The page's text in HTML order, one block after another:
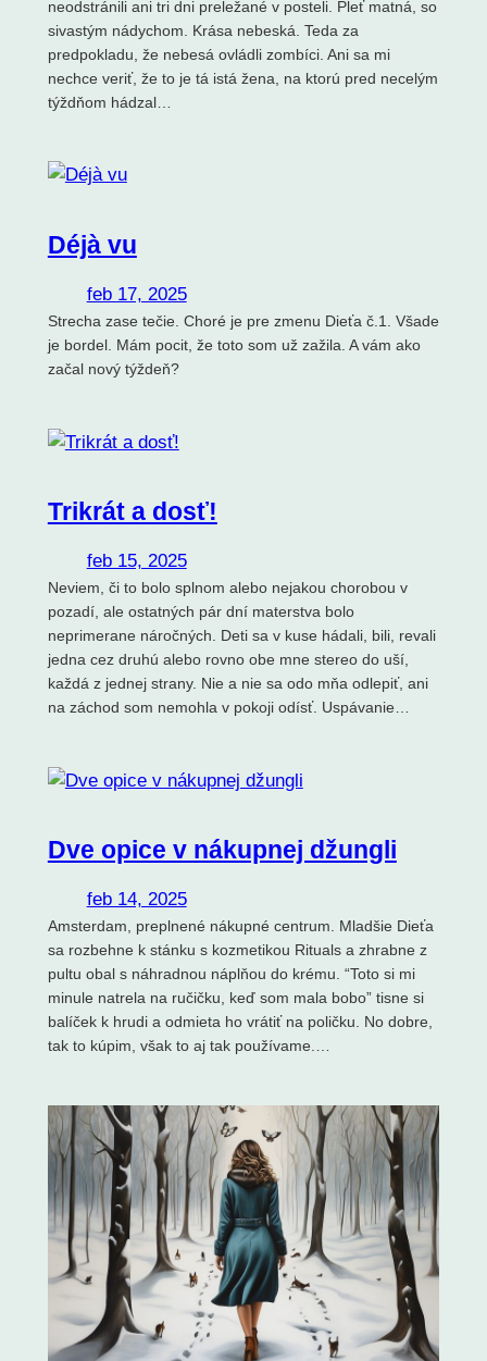
neodstránili ani tri dni preležané v posteli. Pleť matná, so
sivastým nádychom. Krása nebeská. Teda za
predpokladu, že nebesá ovládli zombíci. Ani sa mi
nechce veriť, že to je tá istá žena, na ktorú pred necelým
týždňom hádzal…
Déjà vu
feb 17, 2025
Strecha zase tečie. Choré je pre zmenu Dieťa č.1. Všade
je bordel. Mám pocit, že toto som už zažila. A vám ako
začal nový týždeň?
Trikrát a dosť!
feb 15, 2025
Neviem, či to bolo splnom alebo nejakou chorobou v
pozadí, ale ostatných pár dní materstva bolo
neprimerane náročných. Deti sa v kuse hádali, bili, revali
jedna cez druhú alebo rovno obe mne stereo do uší,
každá z jednej strany. Nie a nie sa odo mňa odlepiť, ani
na záchod som nemohla v pokoji odísť. Uspávanie…
Dve opice v nákupnej džungli
feb 14, 2025
Amsterdam, preplnené nákupné centrum. Mladšie Dieťa
sa rozbehne k stánku s kozmetikou Rituals a zhrabne z
pultu obal s náhradnou náplňou do krému. “Toto si mi
minule natrela na ručičku, keď som mala bobo” tisne si
balíček k hrudi a odmieta ho vrátiť na poličku. No dobre,
tak to kúpim, však to aj tak používame.…